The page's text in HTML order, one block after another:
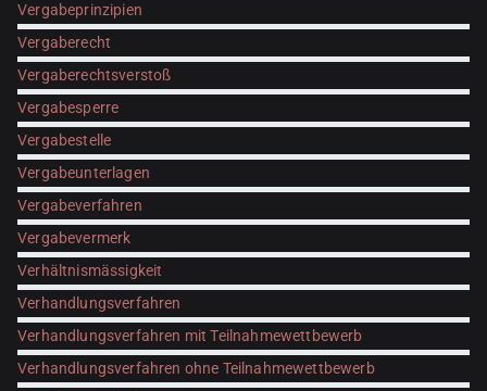
Vergabeprinzipien
Vergaberecht
Vergaberechtsverstoß
Vergabesperre
Vergabestelle
Vergabeunterlagen
Vergabeverfahren
Vergabevermerk
Verhältnismässigkeit
Verhandlungsverfahren
Verhandlungsverfahren mit Teilnahmewettbewerb
Verhandlungsverfahren ohne Teilnahmewettbewerb